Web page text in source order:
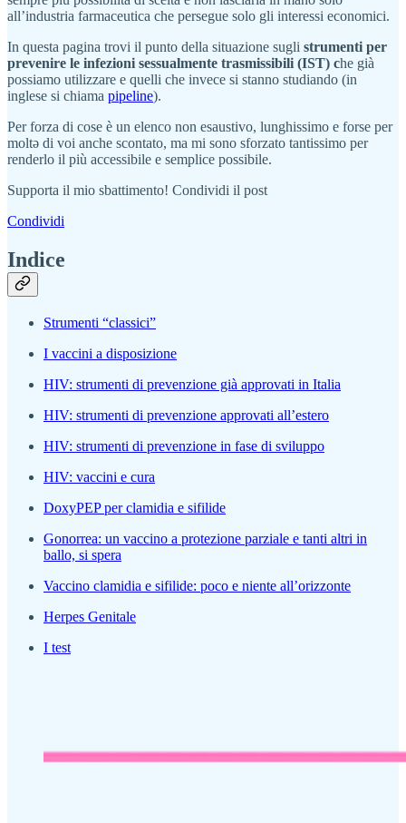
all’industria farmaceutica che persegue solo gli interessi economici.
In questa pagina trovi il punto della situazione sugli strumenti per
prevenire le infezioni sessualmente trasmissibili (IST) che già
possiamo utilizzare e quelli che invece si stanno studiando (in
inglese si chiama pipeline).
Per forza di cose è un elenco non esaustivo, lunghissimo e forse per
moltə di voi anche scontato, ma mi sono sforzato tantissimo per
renderlo il più accessibile e semplice possibile.
Supporta il mio sbattimento! Condividi il post
Condividi
Indice
Strumenti “classici”
I vaccini a disposizione
HIV: strumenti di prevenzione già approvati in Italia
HIV: strumenti di prevenzione approvati all’estero
HIV: strumenti di prevenzione in fase di sviluppo
HIV: vaccini e cura
DoxyPEP per clamidia e sifilide
Gonorrea: un vaccino a protezione parziale e tanti altri in
ballo, si spera
Vaccino clamidia e sifilide: poco e niente all’orizzonte
Herpes Genitale
I test